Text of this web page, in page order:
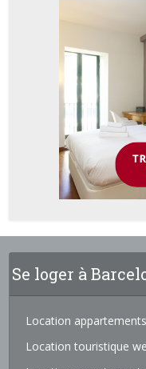
Se loger à
Location
Location touristique